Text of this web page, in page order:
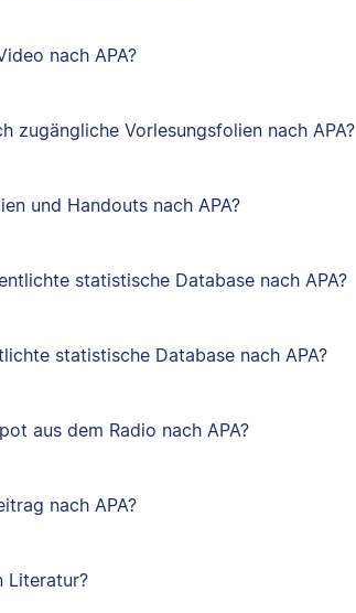
nach APA?
zugängliche Vorlesungsfolien nach APA?
und Handouts nach APA?
statistische Database nach APA?
statistische Database nach APA?
aus dem Radio nach APA?
nach APA?
Literatur?